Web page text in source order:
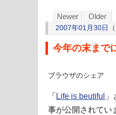
Newer Older
2007年01月30日
今年の末まで
ブラウザのシェア
「 Life is beutiful 」
事が公開されてい